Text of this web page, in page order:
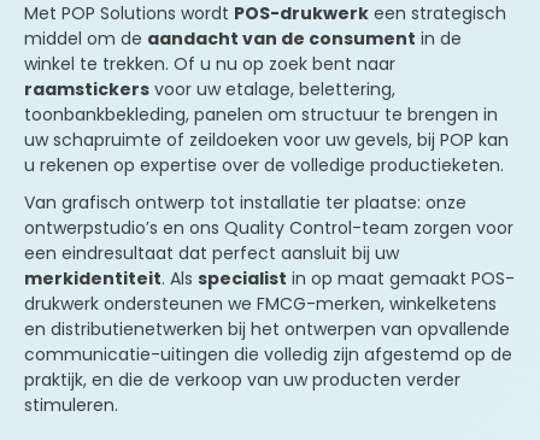
Met POP Solutions wordt POS-drukwerk een strategisch
middel om de aandacht van de consument in de
winkel te trekken. Of u nu op zoek bent naar
raamstickers voor uw etalage, belettering,
toonbankbekleding, panelen om structuur te brengen in
uw schapruimte of zeildoeken voor uw gevels, bij POP kan
u rekenen op expertise over de volledige productieketen.
Van grafisch ontwerp tot installatie ter plaatse: onze
ontwerpstudio’s en ons Quality Control-team zorgen voor
een eindresultaat dat perfect aansluit bij uw
merkidentiteit. Als specialist in op maat gemaakt POS-
drukwerk ondersteunen we FMCG-merken, winkelketens
en distributienetwerken bij het ontwerpen van opvallende
communicatie-uitingen die volledig zijn afgestemd op de
praktijk, en die de verkoop van uw producten verder
stimuleren.